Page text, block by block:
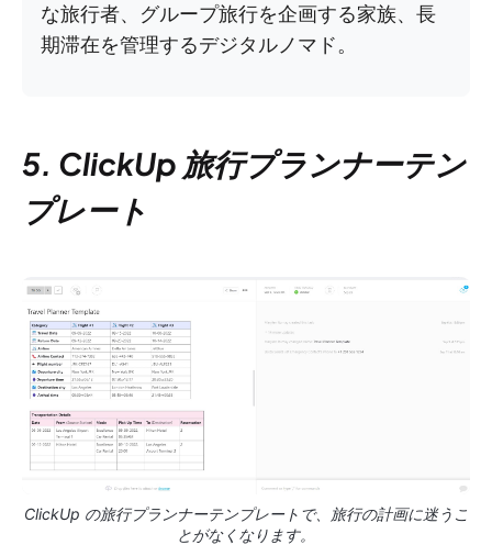
な旅行者、グループ旅行を企画する家族、長
期滞在を管理するデジタルノマド。
5. ClickUp 旅行プランナーテン
プレート
ClickUp の旅行プランナーテンプレートで、旅行の計画に迷うこ
とがなくなります。